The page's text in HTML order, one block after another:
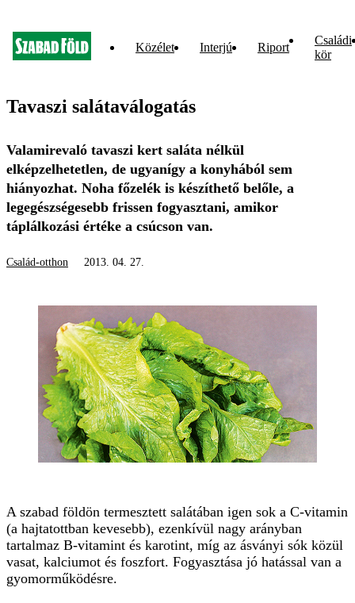
Közélet Interjú Riport
Családi
kör
Tavaszi salátaválogatás
Valamirevaló tavaszi kert saláta nélkül
elképzelhetetlen, de ugyanígy a konyhából sem
hiányozhat. Noha főzelék is készíthető belőle, a
legegészségesebb frissen fogyasztani, amikor
táplálkozási értéke a csúcson van.
Család-otthon 2013. 04. 27.
A szabad földön termesztett salátában igen sok a C-vitamin
(a hajtatottban kevesebb), ezenkívül nagy arányban
tartalmaz B-vitamint és karotint, míg az ásványi sók közül
vasat, kalciumot és foszfort. Fogyasztása jó hatással van a
gyomorműködésre.